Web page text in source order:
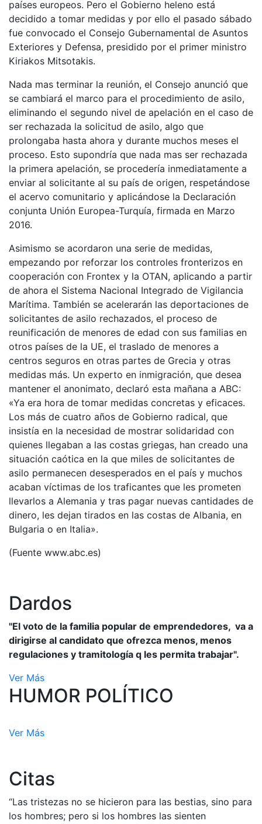
países europeos. Pero el Gobierno heleno está
decidido a tomar medidas y por ello el pasado sábado
fue convocado el Consejo Gubernamental de Asuntos
Exteriores y Defensa, presidido por el primer ministro
Kiriakos Mitsotakis.
Nada mas terminar la reunión, el Consejo anunció que
se cambiará el marco para el procedimiento de asilo,
eliminando el segundo nivel de apelación en el caso de
ser rechazada la solicitud de asilo, algo que
prolongaba hasta ahora y durante muchos meses el
proceso. Esto supondría que nada mas ser rechazada
la primera apelación, se procedería inmediatamente a
enviar al solicitante al su país de origen, respetándose
el acervo comunitario y aplicándose la Declaración
conjunta Unión Europea-Turquía, firmada en Marzo
2016.
Asimismo se acordaron una serie de medidas,
empezando por reforzar los controles fronterizos en
cooperación con Frontex y la OTAN, aplicando a partir
de ahora el Sistema Nacional Integrado de Vigilancia
Marítima. También se acelerarán las deportaciones de
solicitantes de asilo rechazados, el proceso de
reunificación de menores de edad con sus familias en
otros países de la UE, el traslado de menores a
centros seguros en otras partes de Grecia y otras
medidas más. Un experto en inmigración, que desea
mantener el anonimato, declaró esta mañana a ABC:
«Ya era hora de tomar medidas concretas y eficaces.
Los más de cuatro años de Gobierno radical, que
insistía en la necesidad de mostrar solidaridad con
quienes llegaban a las costas griegas, han creado una
situación caótica en la que miles de solicitantes de
asilo permanecen desesperados en el país y muchos
acaban víctimas de los traficantes que les prometen
llevarlos a Alemania y tras pagar nuevas cantidades de
dinero, les dejan tirados en las costas de Albania, en
Bulgaria o en Italia».
(Fuente www.abc.es)
Dardos
"El voto de la familia popular de emprendedores, va a
dirigirse al candidato que ofrezca menos, menos
regulaciones y tramitología q les permita trabajar".
Ver Más
HUMOR POLÍTICO
Ver Más
Citas
“Las tristezas no se hicieron para las bestias, sino para
los hombres; pero si los hombres las sienten